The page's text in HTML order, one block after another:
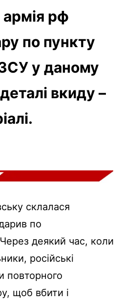
рф
по пункту
у даному
вкиду –
склалася
по
Через деякий час, коли
російські
повторного
щоб вбити і